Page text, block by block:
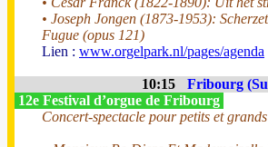
• Joseph Jongen (1873-1953):
Fugue (opus 121)
Lien : www.orgelpark.nl/pages/agenda
10:15 Fribourg
12e Festival d’orgue de Fribourg
Concert-spectacle pour petits et